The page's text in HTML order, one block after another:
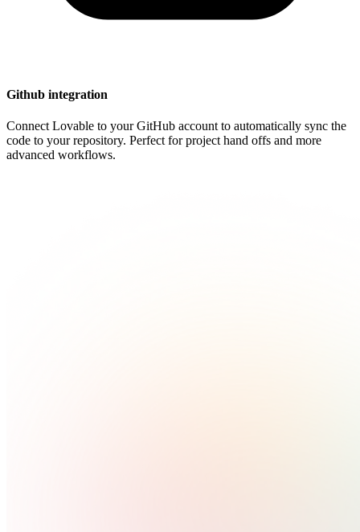
Github integration
Connect Lovable to your GitHub account to automatically sync the
code to your repository. Perfect for project hand offs and more
advanced workflows.